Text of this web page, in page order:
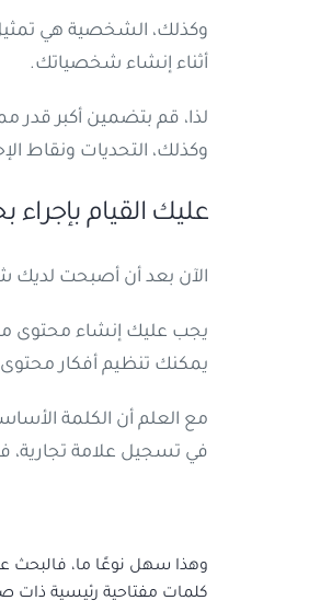
وكذلك، الشخصية هي
أثناء إنشاء شخصياتك.
لذا، قم بتضمين أكبر قدر
وكذلك، التحديات ونقاط
عليك القيام
الآن بعد أن أصبحت لديك
يجب عليك إنشاء محتوى
يمكنك تنظيم أفكار
مع العلم أن الكلمة
في تسجيل علامة تجارية،
وهذا سهل نوعًا ما، فالبحث
كلمات مفتاحية رئيسية ذات